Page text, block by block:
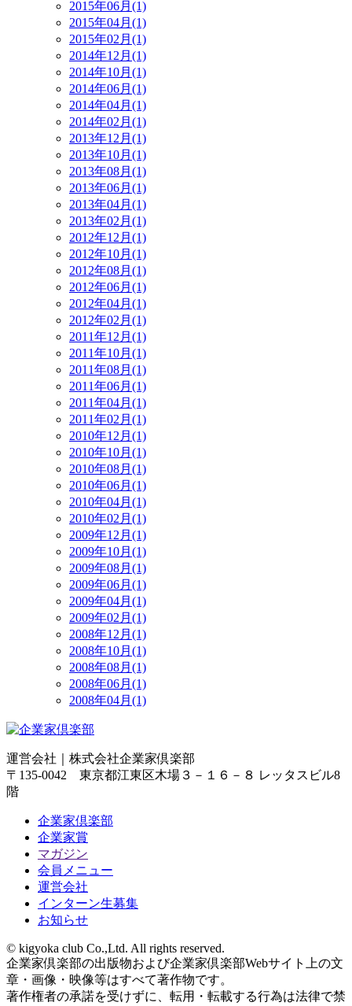
2015年06月(1)
2015年04月(1)
2015年02月(1)
2014年12月(1)
2014年10月(1)
2014年06月(1)
2014年04月(1)
2014年02月(1)
2013年12月(1)
2013年10月(1)
2013年08月(1)
2013年06月(1)
2013年04月(1)
2013年02月(1)
2012年12月(1)
2012年10月(1)
2012年08月(1)
2012年06月(1)
2012年04月(1)
2012年02月(1)
2011年12月(1)
2011年10月(1)
2011年08月(1)
2011年06月(1)
2011年04月(1)
2011年02月(1)
2010年12月(1)
2010年10月(1)
2010年08月(1)
2010年06月(1)
2010年04月(1)
2010年02月(1)
2009年12月(1)
2009年10月(1)
2009年08月(1)
2009年06月(1)
2009年04月(1)
2009年02月(1)
2008年12月(1)
2008年10月(1)
2008年08月(1)
2008年06月(1)
2008年04月(1)
運営会社｜ 株式会社企業家倶楽部
〒135-0042 東京都江東区木場３－１６－８ レッタスビル8
階
企業家倶楽部
企業家賞
マガジン
会員メニュー
運営会社
インターン生募集
お知らせ
© kigyoka club Co.,Ltd. All rights reserved.
企業家倶楽部の出版物および企業家倶楽部Webサイト上の文
章・画像・映像等はすべて著作物です。
著作権者の承諾を受けずに、転用・転載する行為は法律で禁